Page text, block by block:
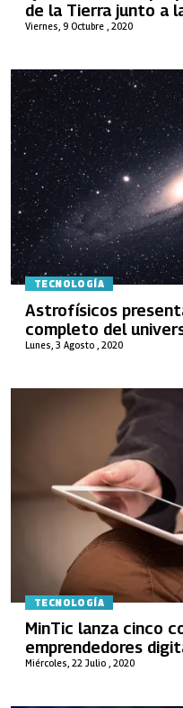
Viernes, 9 Octubre , 2020
de la Tierra junto a
TECNOLOGÍA
Lunes, 3 Agosto , 2020
Astrofísicos
completo del
TECNOLOGÍA
Miércoles, 22 Julio , 2020
MinTic lanza cinco
emprendedores